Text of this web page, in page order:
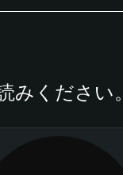
みください。